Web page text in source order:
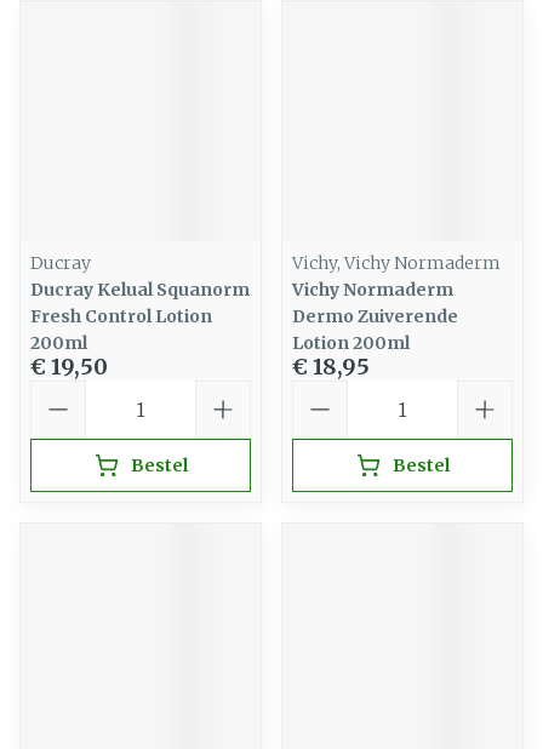
Ducray
Ducray Kelual Squanorm
Fresh Control Lotion
200ml
€ 19,50
Bestel
Vichy, Vichy Normaderm
Vichy Normaderm
Dermo Zuiverende
Lotion 200ml
€ 18,95
Bestel